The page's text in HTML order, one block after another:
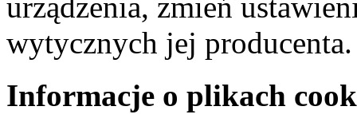
wytycznych jej producenta.
Informacje o plikach